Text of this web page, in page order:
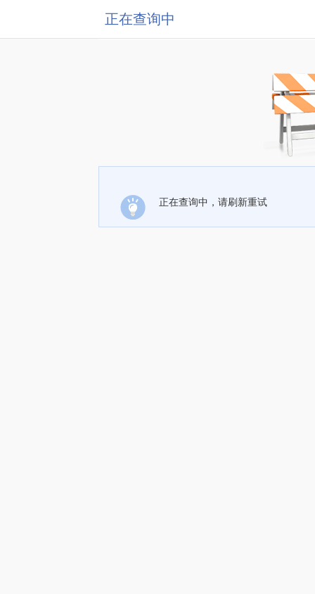
正在查询中
正在查询中，请刷新重试